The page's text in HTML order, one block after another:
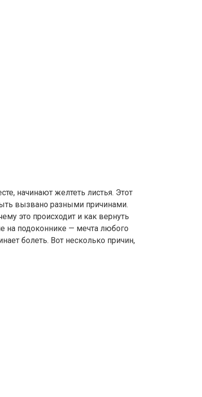
начинают желтеть листья. Этот
вызвано разными причинами.
это происходит и как вернуть
на подоконнике — мечта любого
болеть. Вот несколько причин,